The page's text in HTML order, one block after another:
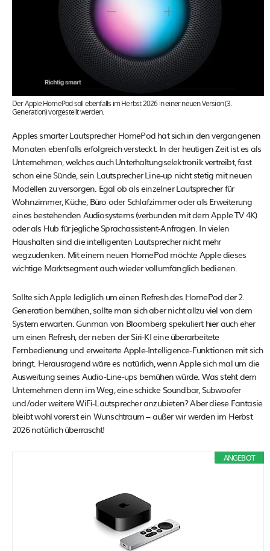
Der Apple HomePod soll ebenfalls im Herbst 2026 in einer neuen Version (3.
Generation) vorgestellt werden.
Apples smarter Lautsprecher HomePod hat sich in den vergangenen
Monaten ebenfalls erfolgreich versteckt. In der heutigen Zeit ist es als
Unternehmen, welches auch Unterhaltungselektronik vertreibt, fast
schon eine Sünde, sein Lautsprecher Line-up nicht stetig mit neuen
Modellen zu versorgen. Egal ob als einzelner Lautsprecher für
Wohnzimmer, Küche, Büro oder Schlafzimmer oder als Erweiterung
eines bestehenden Audiosystems (verbunden mit dem Apple TV 4K)
oder als Hub für jegliche Sprachassistent-Anfragen. In vielen
Haushalten sind die intelligenten Lautsprecher nicht mehr
wegzudenken. Mit einem neuen HomePod möchte Apple dieses
wichtige Marktsegment auch wieder vollumfänglich bedienen.
Sollte sich Apple lediglich um einen Refresh des HomePod der 2.
Generation bemühen, sollte man sich aber nicht allzu viel von dem
System erwarten. Gunman von Bloomberg spekuliert hier auch eher
um einen Refresh, der neben der Siri-KI eine überarbeitete
Fernbedienung und erweiterte Apple-Intelligence-Funktionen mit sich
bringt. Herausragend wäre es natürlich, wenn Apple sich mal um die
Ausweitung seines Audio-Line-ups bemühen würde. Was steht dem
Unternehmen denn im Weg, eine schicke Soundbar, Subwoofer
und/oder weitere WiFi-Lautsprecher anzubieten? Aber diese Fantasie
bleibt wohl vorerst ein Wunschtraum – außer wir werden im Herbst
2026 natürlich überrascht!
ANGEBOT